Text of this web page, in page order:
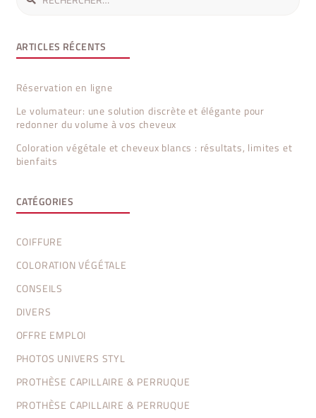
ARTICLES RÉCENTS
Réservation en ligne
Le volumateur: une solution discrète et élégante pour
redonner du volume à vos cheveux
Coloration végétale et cheveux blancs : résultats, limites et
bienfaits
CATÉGORIES
COIFFURE
COLORATION VÉGÉTALE
CONSEILS
DIVERS
OFFRE EMPLOI
PHOTOS UNIVERS STYL
PROTHÈSE CAPILLAIRE & PERRUQUE
PROTHÈSE CAPILLAIRE & PERRUQUE